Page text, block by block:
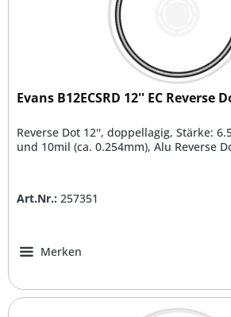
Evans B12ECSRD 12'' EC Reverse
Reverse Dot 12'', doppellagig, Stärke:
und 10mil (ca. 0.254mm), Alu Reverse
Art.Nr.: 257351
Merken